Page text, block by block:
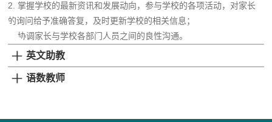
2. 掌握学校的最新资讯和发展动向，参与学校的各项活动，对家长
的询问给予准确答复，及时更新学校的相关信息；
3. 协调家长与学校各部门人员之间的良性沟通。
英文助教
语数教师